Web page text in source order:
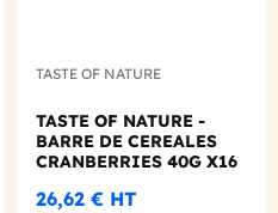
TASTE OF NATURE
TASTE OF NATURE -
BARRE DE CEREALES
CRANBERRIES 40G X16
26,62 € HT